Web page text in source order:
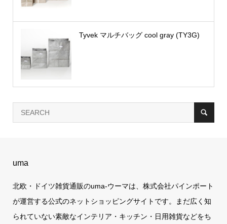
Tyvek マルチバッグ cool gray (TY3G)
uma
北欧・ドイツ雑貨通販のuma-ウーマは、株式会社パインポート
が運営する公式のネットショッピングサイトです。まだ広く知
られていない素敵なインテリア・キッチン・日用雑貨などをち